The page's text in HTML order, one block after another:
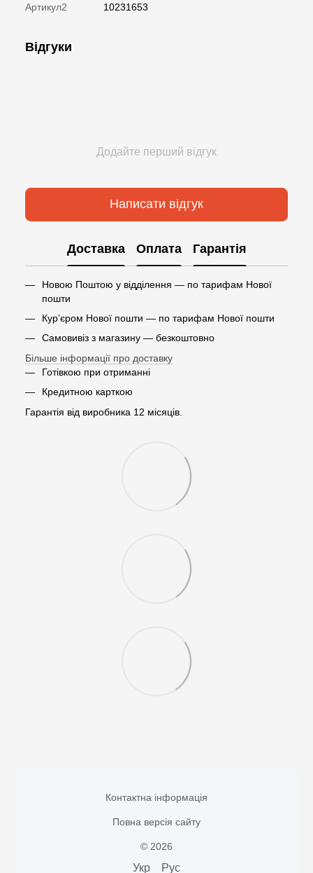
Артикул2 10231653
Відгуки
Додайте перший відгук
Написати відгук
Доставка Оплата Гарантія
Новою Поштою у відділення — по тарифам Нової
пошти
Кур’єром Нової пошти — по тарифам Нової пошти
Самовивіз з магазину — безкоштовно
Більше інформації про доставку
Готівкою при отриманні
Кредитною карткою
Гарантія від виробника 12 місяців.
Контактна інформація
Повна версія сайту
© 2026
Укр Рус